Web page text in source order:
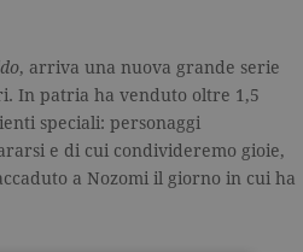
, arriva una nuova grande serie
In patria ha venduto oltre 1,5
speciali: personaggi
e di cui condivideremo gioie,
a Nozomi il giorno in cui ha